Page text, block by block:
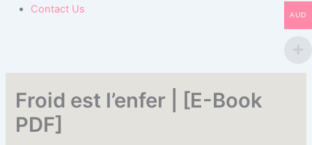
Contact Us
Froid est l’enfer | [E-Book
PDF]
AUD